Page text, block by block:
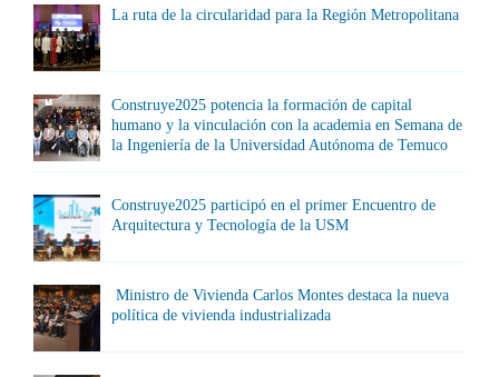
La ruta de la circularidad para la Región Metropolitana
Construye2025 potencia la formación de capital
humano y la vinculación con la academia en Semana de
la Ingeniería de la Universidad Autónoma de Temuco
Construye2025 participó en el primer Encuentro de
Arquitectura y Tecnología de la USM
Ministro de Vivienda Carlos Montes destaca la nueva
política de vivienda industrializada